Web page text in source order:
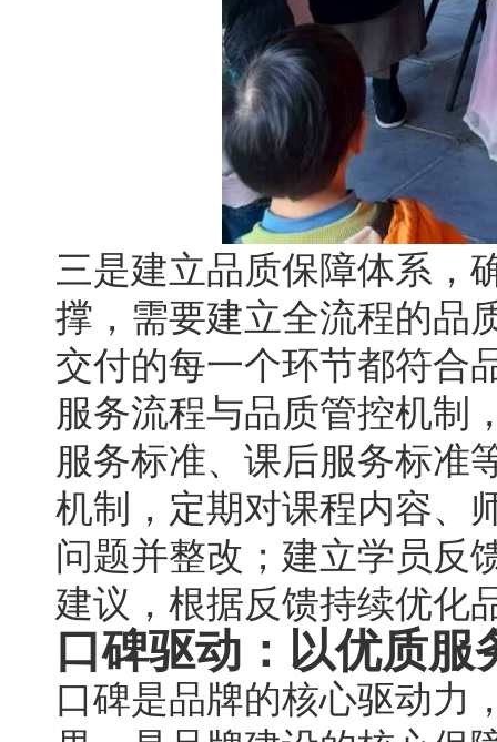
三是建立品质保障体系，
撑，需要建立全流程的品
交付的每一个环节都符合
服务流程与品质管控机制
服务标准、课后服务标准
机制，定期对课程内容、
问题并整改；建立学员反
建议，根据反馈持续优化
口碑驱动：以优质
口碑是品牌的核心驱动力